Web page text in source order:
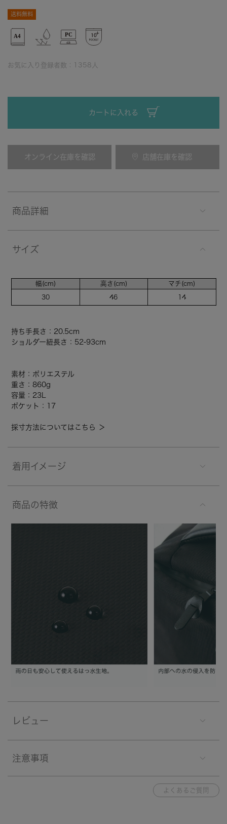
送料無料
お気に入り登録者数： 1358 人
カートに入れる
オンライン在庫を確認 店舗在庫を確認
商品詳細
サイズ
幅(cm)
30
高さ(cm)
46
マチ(cm)
14
持ち手長さ：20.5cm
ショルダー紐長さ：52-93cm
素材：ポリエステル
重さ：860g
容量：23L
ポケット：17
採寸方法についてはこちら ＞
着用イメージ
商品の特徴
レビュー
注意事項
よくあるご質問